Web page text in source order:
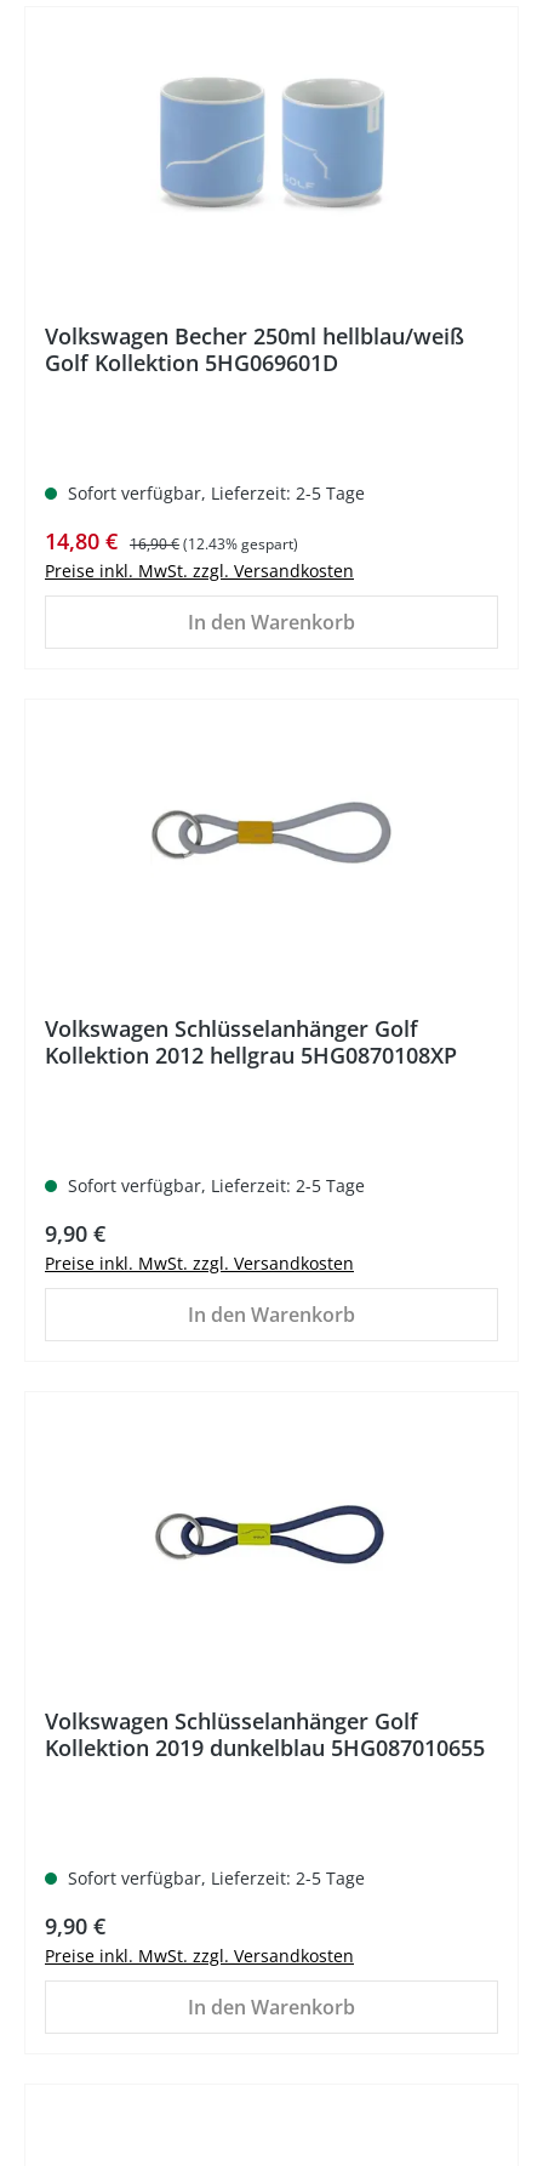
Volkswagen Becher 250ml hellblau/weiß
Golf Kollektion 5HG069601D
Sofort verfügbar, Lieferzeit: 2-5 Tage
Verkaufspreis:
14,80 € Regulärer Preis:
16,90 €(12.43% gespart)
Preise inkl. MwSt. zzgl. Versandkosten
In den Warenkorb
Volkswagen Schlüsselanhänger Golf
Kollektion 2012 hellgrau 5HG0870108XP
Sofort verfügbar, Lieferzeit: 2-5 Tage
Regulärer Preis:
9,90 €
Preise inkl. MwSt. zzgl. Versandkosten
In den Warenkorb
Volkswagen Schlüsselanhänger Golf
Kollektion 2019 dunkelblau 5HG087010655
Sofort verfügbar, Lieferzeit: 2-5 Tage
Regulärer Preis:
9,90 €
Preise inkl. MwSt. zzgl. Versandkosten
In den Warenkorb